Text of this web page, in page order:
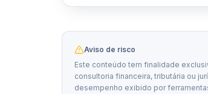
Aviso de risco
Este conteúdo tem finalidade
consultoria financeira, tributária ou
desempenho exibido por